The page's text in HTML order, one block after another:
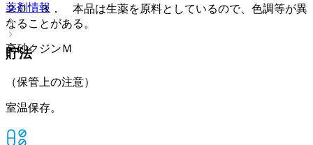
薬剤情報
高砂クジンＭ
２０．３． 本品は生薬を原料としているので、色調等が異
なることがある。
貯法
（保管上の注意）
室温保存。